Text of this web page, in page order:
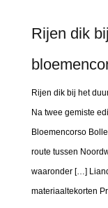
Rijen dik
Rijen dik bij het
Na twee gemiste
Bloemencorso
route tussen
waaronder […]
materiaaltekorten